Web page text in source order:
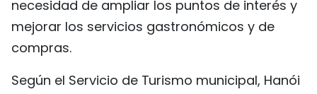
necesidad de ampliar los puntos de interés y
mejorar los servicios gastronómicos y de
compras.
Según el Servicio de Turismo municipal, Hanói